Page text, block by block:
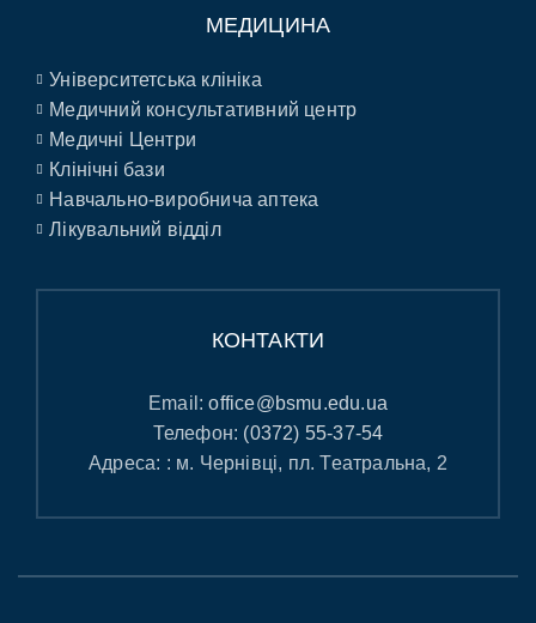
МЕДИЦИНА
Університетська клініка
Медичний консультативний центр
Медичні Центри
Клінічні бази
Навчально-виробнича аптека
Лікувальний відділ
КОНТАКТИ
Email:office@bsmu.edu.ua
Телефон: (0372) 55-37-54
Адреса: : м. Чернівці, пл. Театральна, 2